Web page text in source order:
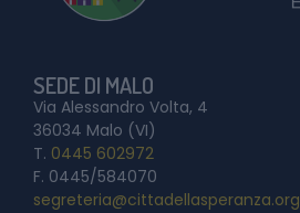
SEDE DI MALO
Via Alessandro Volta, 4
36034 Malo (VI)
T. 0445 602972
F. 0445/584070
segreteria@cittadellasperanza.org